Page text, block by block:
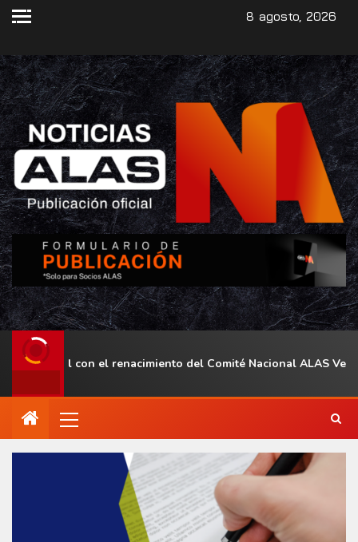
8 agosto, 2026
con el renacimiento del Comité Nacional ALAS